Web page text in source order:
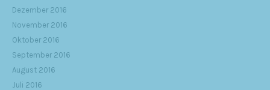
Dezember 2016
November 2016
Oktober 2016
September 2016
August 2016
Juli 2016